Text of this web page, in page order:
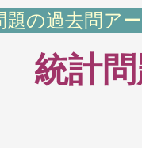
題の過去問ア
統計